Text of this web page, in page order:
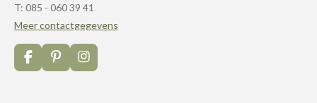
T: 085 - 060 39 41
Meer contactgegevens
F
a
P
i
I
n